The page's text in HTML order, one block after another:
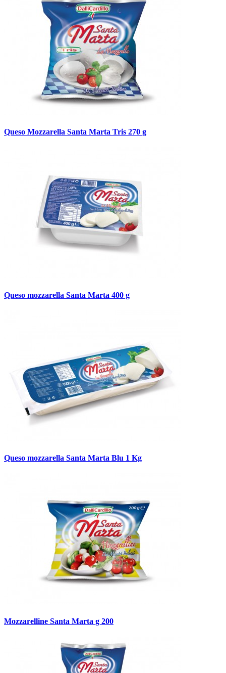
Queso Mozzarella Santa Marta Tris 270 g
Queso mozzarella Santa Marta 400 g
Queso mozzarella Santa Marta Blu 1 Kg
Mozzarelline Santa Marta g 200